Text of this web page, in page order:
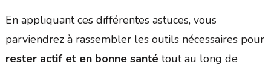
En appliquant ces différentes astuces, vous
parviendrez à rassembler les outils nécessaires pour
rester actif et en bonne santétout au long de